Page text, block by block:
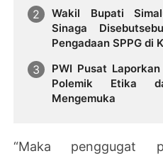
Wakil Bupati
Sinaga
Pengadaan SPPG di
PWI Pusat
Polemik Etika
Mengemuka
“Maka penggugat